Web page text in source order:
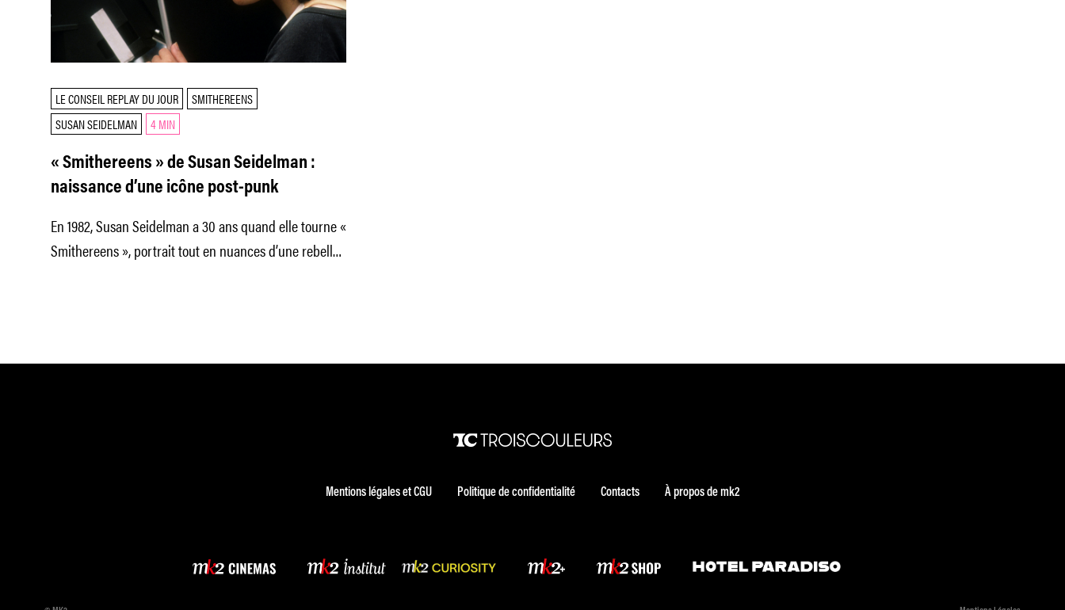
LE CONSEIL REPLAY DU JOUR
SMITHEREENS
SUSAN SEIDELMAN
4 MIN
« Smithereens » de Susan Seidelman :
naissance d’une icône post-punk
En 1982, Susan Seidelman a 30 ans quand elle tourne «
Smithereens », portrait tout en nuances d’une rebelle
Mentions légales et CGU Politique de confidentialité Contacts À propos de mk2